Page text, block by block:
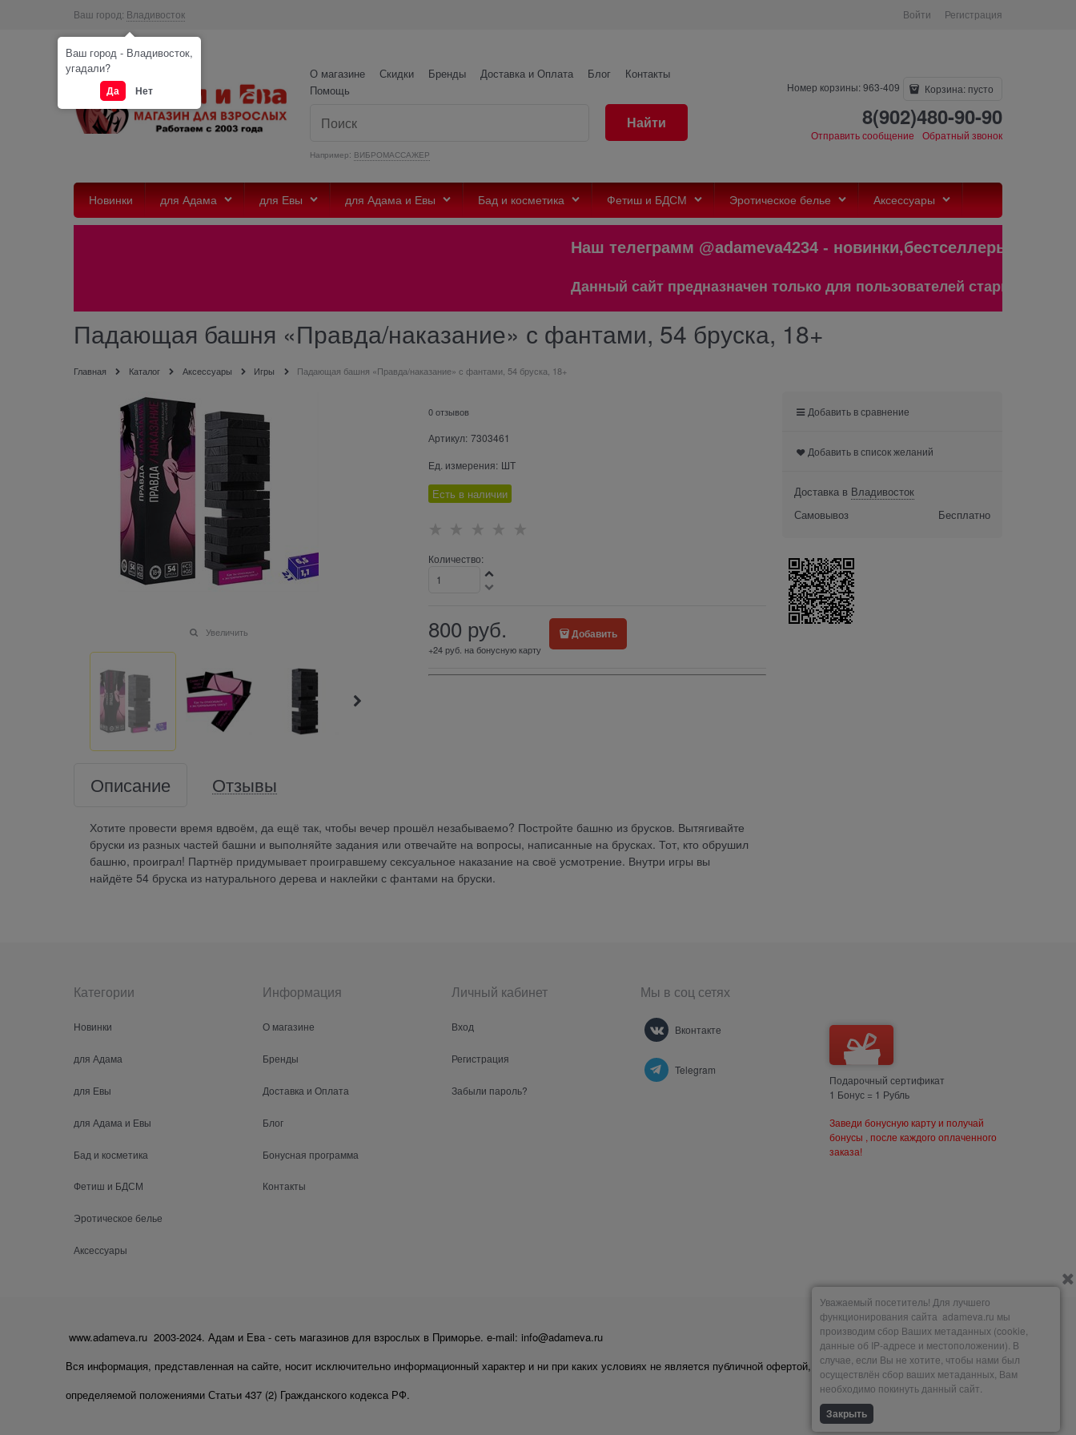
Ваш город: Владивосток Войти Регистрация
О магазине Скидки Бренды Доставка и Оплата Блог
Контакты
Помощь
Например: ВИБРОМАССАЖЕР
Найти
Номер корзины: 963-409 Корзина: пусто
8(902)480-90-90
Отправить сообщение Обратный звонок
Новинки для Адама для Евы для Адама и Евы Бад и косметика Фетиш и БДСМ Эротическое белье Аксессуары
Наш телеграмм @adameva4234 - новинки,бестселлеры
Данный сайт предназначен только для пользователей старше 18 лет!
Падающая башня «Правда/наказание» с фантами, 54 бруска, 18+
Главная Каталог Аксессуары Игры Падающая башня «Правда/наказание» с фантами, 54 бруска, 18+
Увеличить
0 отзывов
Артикул: 7303461
Ед. измерения: ШТ
Есть в наличии
Количество:
800 руб.
+24 руб. на бонусную карту
Добавить
Описание Отзывы
Хотите провести время вдвоём, да ещё так, чтобы вечер прошёл незабываемо? Постройте башню из брусков. Вытягивайте
бруски из разных частей башни и выполняйте задания или отвечайте на вопросы, написанные на брусках. Тот, кто обрушил
башню, проиграл! Партнёр придумывает проигравшему сексуальное наказание на своё усмотрение. Внутри игры вы
найдёте 54 бруска из натурального дерева и наклейки с фантами на бруски.
Добавить в сравнение
Добавить в список желаний
Доставка в Владивосток
Самовывоз
Бесплатно
Категории
Новинки
для Адама
для Евы
для Адама и Евы
Бад и косметика
Фетиш и БДСМ
Эротическое белье
Аксессуары
Информация
О магазине
Бренды
Доставка и Оплата
Блог
Бонусная программа
Контакты
Личный кабинет
Вход
Регистрация
Забыли пароль?
Мы в соц сетях
Вконтакте
Telegram
Подарочный сертификат
1 Бонус = 1 Рубль
Заведи бонусную карту и получай
бонусы , после каждого оплаченного
заказа!
www.adameva.ru 2003-2024. Адам и Ева - сеть магазинов для взрослых в Приморье. e-mail: info@adameva.ru
Вся информация, представленная на сайте, носит исключительно информационный характер и ни при каких условиях не является публичной офертой,
определяемой положениями Статьи 437 (2) Гражданского кодекса РФ.
Мы принимаем
Ваш город - Владивосток,
угадали?
Да Нет
Уважаемый посетитель! Для лучшего
функционирования сайта adameva.ru мы
производим сбор Ваших метаданных (cookie,
данные об IP-адресе и местоположении). В
случае, если Вы не хотите, чтобы нами был
осуществлён сбор ваших метаданных, Вам
необходимо покинуть данный сайт.
Закрыть